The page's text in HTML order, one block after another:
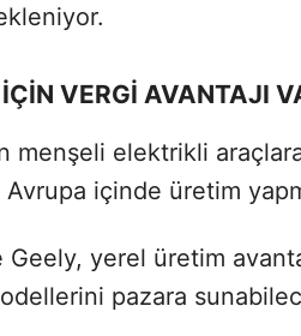
VERGİ AVANTAJI
menşeli elektrikli
Avrupa içinde üretim
yerel üretim
pazara